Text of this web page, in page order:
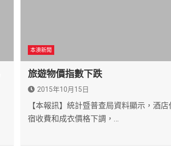
本澳新聞
旅遊物價指數下跌
2015年10月15日
【本報訊】統計暨普查局資料顯示，酒店
宿收費和成衣價格下調，…